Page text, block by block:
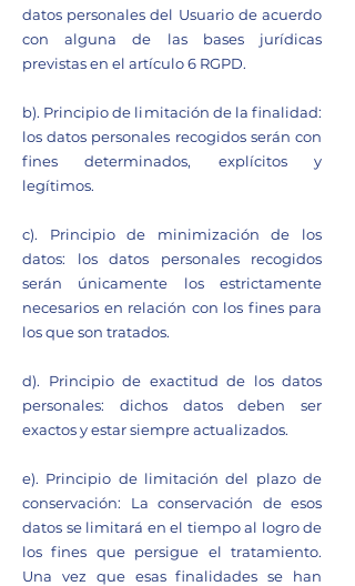
datos personales del Usuario de acuerdo
con alguna de las bases jurídicas
previstas en el artículo 6 RGPD.
b). Principio de limitación de la finalidad:
los datos personales recogidos serán con
fines determinados, explícitos y
legítimos.
c). Principio de minimización de los
datos: los datos personales recogidos
serán únicamente los estrictamente
necesarios en relación con los fines para
los que son tratados.
d). Principio de exactitud de los datos
personales: dichos datos deben ser
exactos y estar siempre actualizados.
e). Principio de limitación del plazo de
conservación: La conservación de esos
datos se limitará en el tiempo al logro de
los fines que persigue el tratamiento.
Una vez que esas finalidades se han